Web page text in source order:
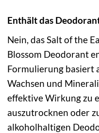
Enthält das
Nein, das Salt of the
Blossom Deodorant
Formulierung basiert
Wachsen und
effektive Wirkung zu
auszutrocknen oder
alkoholhaltigen